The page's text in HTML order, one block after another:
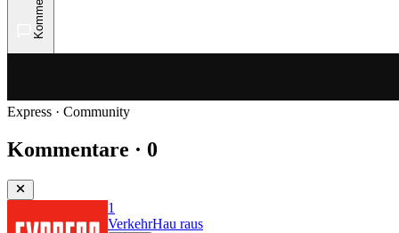
Express · Community
Kommentare · 0
1
VerkehrHau raus